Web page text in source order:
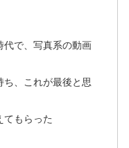
代で、写真系の動画
ち、これが最後と思
てもらった